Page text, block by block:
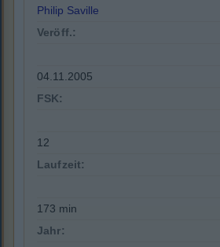
Philip Saville
Veröff.:
04.11.2005
FSK:
12
Laufzeit:
173 min
Jahr: